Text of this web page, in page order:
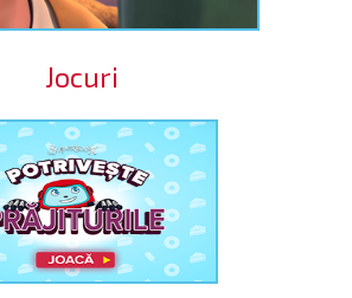
Jocuri